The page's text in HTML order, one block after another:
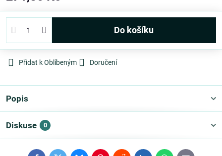
Do košíku
Přidat k Oblíbeným Doručení
Popis
Diskuse 0